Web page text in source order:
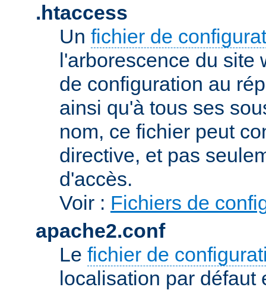
.htaccess
Un fichier de
l'arborescence du
de configuration au
ainsi qu'à tous ses
nom, ce fichier peut
directive, et pas
d'accès.
Voir : Fichiers de
apache2.conf
Le fichier de
localisation par défaut